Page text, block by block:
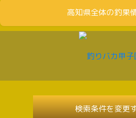
高知県全体の釣果
検索条件を変更